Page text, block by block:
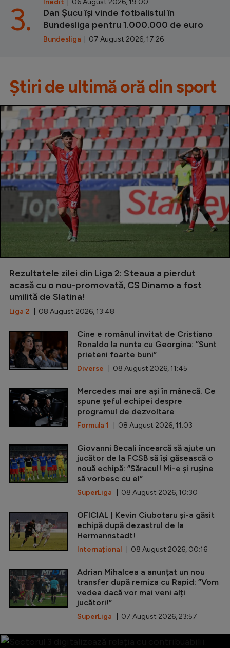
Dan Șucu își vinde fotbalistul în
Bundesliga pentru 1.000.000 de euro
Bundesliga | 07 August 2026, 17:26
3.
Știri de ultimă oră din sport
Rezultatele zilei din Liga 2: Steaua a pierdut
acasă cu o nou-promovată, CS Dinamo a fost
umilită de Slatina!
Liga 2 | 08 August 2026, 13:48
Cine e românul invitat de Cristiano
Ronaldo la nunta cu Georgina: ”Sunt
prieteni foarte buni”
Diverse | 08 August 2026, 11:45
Mercedes mai are ași în mânecă. Ce
spune șeful echipei despre
programul de dezvoltare
Formula 1 | 08 August 2026, 11:03
Giovanni Becali încearcă să ajute un
jucător de la FCSB să își găsească o
nouă echipă: ”Săracul! Mi-e și rușine
să vorbesc cu el”
SuperLiga | 08 August 2026, 10:30
OFICIAL | Kevin Ciubotaru și-a găsit
echipă după dezastrul de la
Hermannstadt!
Internațional | 08 August 2026, 00:16
Adrian Mihalcea a anunțat un nou
transfer după remiza cu Rapid: ”Vom
vedea dacă vor mai veni alți
jucători!”
SuperLiga | 07 August 2026, 23:57